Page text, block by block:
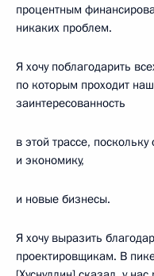
процентным
никаких проблем.
Я хочу поблагодарить
по которым проходит
заинтересованность
в этой трассе,
и экономику,
и новые бизнесы.
Я хочу выразить
проектировщикам. В